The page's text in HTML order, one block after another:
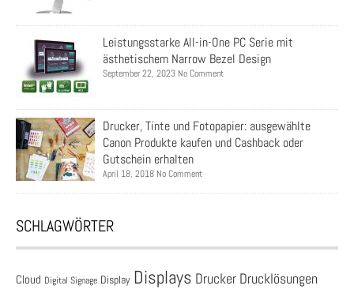
Leistungsstarke All-in-One PC Serie mit
ästhetischem Narrow Bezel Design
September 22, 2023 No Comment
Drucker, Tinte und Fotopapier: ausgewählte
Canon Produkte kaufen und Cashback oder
Gutschein erhalten
April 18, 2018 No Comment
SCHLAGWÖRTER
Cloud Digital Signage Display Displays Drucker Drucklösungen